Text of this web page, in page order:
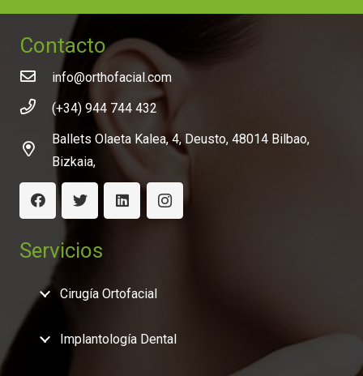
Contacto
info@orthofacial.com
(+34) 944 744 432
Ballets Olaeta Kalea, 4, Deusto, 48014 Bilbao,
Bizkaia,
Servicios
Cirugía Ortofacial
Implantología Dental